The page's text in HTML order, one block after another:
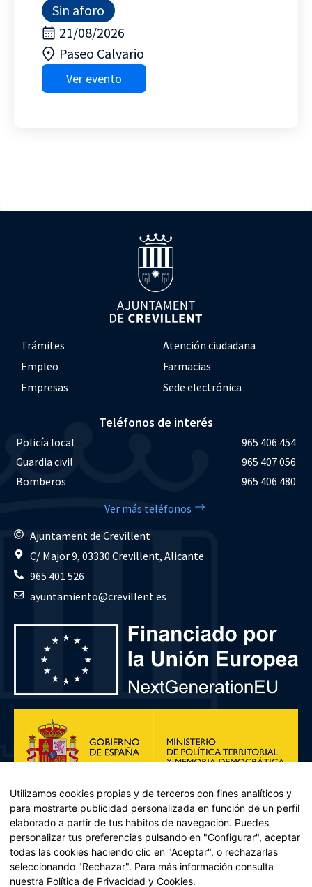
Sin aforo
21/08/2026
Paseo Calvario
Ver evento
Trámites
Atención ciudadana
Empleo
Farmacias
Empresas
Sede electrónica
Teléfonos de interés
Policía local
965 406 454
Guardia civil
965 407 056
Bomberos
965 406 480
Ver más teléfonos
Ajuntament de Crevillent
C/ Major 9, 03330 Crevillent, Alicante
965 401 526
ayuntamiento@crevillent.es
Plan de Recuperación, Transformación y Resiliencia – Financiado por
Utilizamos cookies propias y de terceros con fines analíticos y
para mostrarte publicidad personalizada en función de un perfil
elaborado a partir de tus hábitos de navegación. Puedes
personalizar tus preferencias pulsando en "Configurar", aceptar
todas las cookies haciendo clic en "Aceptar", o rechazarlas
seleccionando "Rechazar". Para más información consulta
nuestra Política de Privacidad y Cookies.